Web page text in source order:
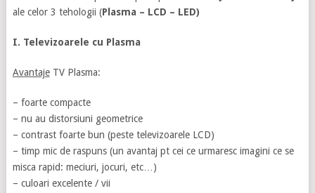
ale celor 3 tehologii (Plasma – LCD – LED)
I. Televizoarele cu Plasma
AvantajeTV Plasma:
– foarte compacte
– nu au distorsiuni geometrice
– contrast foarte bun (peste televizoarele LCD)
– timp mic de raspuns (un avantaj pt cei ce urmaresc imagini ce se
misca rapid: meciuri, jocuri, etc…)
– culoari excelente / vii